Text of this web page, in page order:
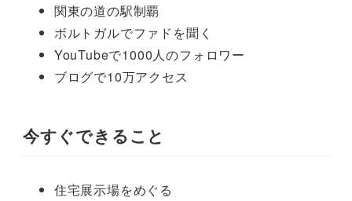
関東の道の駅制覇
ボルトガルでファドを聞く
YouTubeで1000人のフォロワー
ブログで10万アクセス
今すぐできること
住宅展示場をめぐる